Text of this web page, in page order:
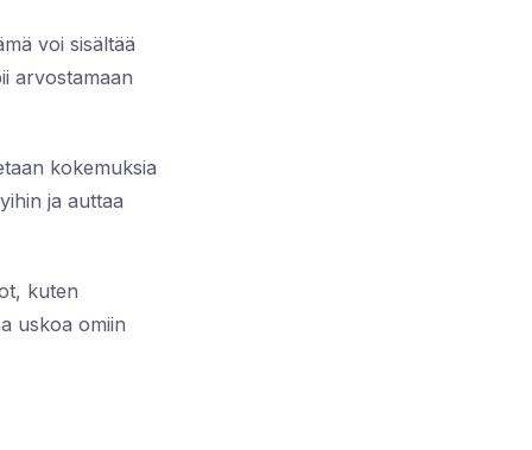
voi sisältää
arvostamaan
kokemuksia
ja auttaa
kuten
uskoa omiin